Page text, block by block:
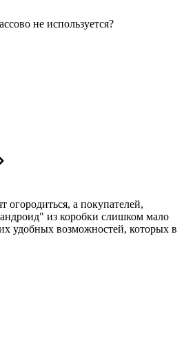
не используется?
огородиться, а покупателей,
из коробки слишком мало
удобных возможностей, которых в